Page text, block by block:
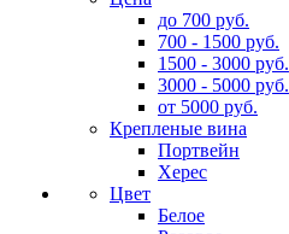
до 700 руб.
700 - 1500 руб.
1500 - 3000 руб.
3000 - 5000 руб.
от 5000 руб.
Крепленые вина
Портвейн
Херес
Цвет
Белое